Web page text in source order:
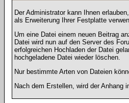
Der Administrator kann Ihnen
als Erweiterung Ihrer Festplatte
Um eine Datei einem neuen Beitrag
Datei wird nun auf den Server des
erfolgreichen Hochladen der Datei
hochgeladene Datei wieder löschen.
Nur bestimmte Arten von Dateien
Nach dem Erstellen, wird der Anhang